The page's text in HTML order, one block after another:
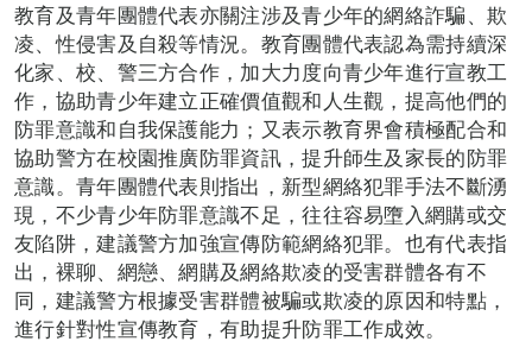
教育及青年團體代表亦關注涉及青少年的網絡詐騙、欺
凌、性侵害及自殺等情況。教育團體代表認為需持續深
化家、校、警三方合作，加大力度向青少年進行宣教工
作，協助青少年建立正確價值觀和人生觀，提高他們的
防罪意識和自我保護能力；又表示教育界會積極配合和
協助警方在校園推廣防罪資訊，提升師生及家長的防罪
意識。青年團體代表則指出，新型網絡犯罪手法不斷湧
現，不少青少年防罪意識不足，往往容易墮入網購或交
友陷阱，建議警方加強宣傳防範網絡犯罪。也有代表指
出，裸聊、網戀、網購及網絡欺凌的受害群體各有不
同，建議警方根據受害群體被騙或欺凌的原因和特點，
進行針對性宣傳教育，有助提升防罪工作成效。